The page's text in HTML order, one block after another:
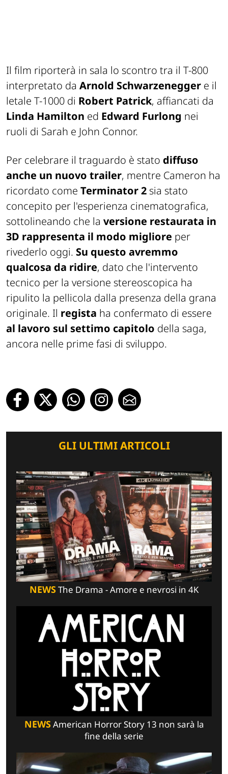
Il film riporterà in sala lo scontro tra il T-800
interpretato da Arnold Schwarzenegger e il
letale T-1000 di Robert Patrick, affiancati da
Linda Hamilton ed Edward Furlong nei
ruoli di Sarah e John Connor.
Per celebrare il traguardo è stato diffuso
anche un nuovo trailer, mentre Cameron ha
ricordato come Terminator 2 sia stato
concepito per l'esperienza cinematografica,
sottolineando che la versione restaurata in
3D rappresenta il modo migliore per
rivederlo oggi. Su questo avremmo
qualcosa da ridire, dato che l'intervento
tecnico per la versione stereoscopica ha
ripulito la pellicola dalla presenza della grana
originale. Il regista ha confermato di essere
al lavoro sul settimo capitolo della saga,
ancora nelle prime fasi di sviluppo.
GLI ULTIMI ARTICOLI
NEWSThe Drama - Amore e nevrosi in 4K
NEWSAmerican Horror Story 13 non sarà la
fine della serie